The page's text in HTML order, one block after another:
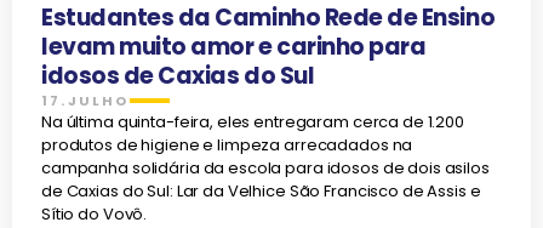
Estudantes da Caminho Rede de Ensino
levam muito amor e carinho para
idosos de Caxias do Sul
17.JULHO
Na última quinta-feira, eles entregaram cerca de 1.200
produtos de higiene e limpeza arrecadados na
campanha solidária da escola para idosos de dois asilos
de Caxias do Sul: Lar da Velhice São Francisco de Assis e
Sítio do Vovô.